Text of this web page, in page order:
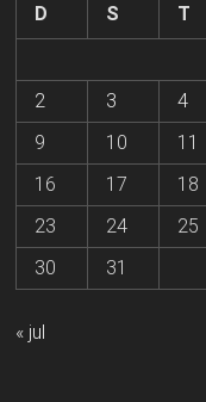
D
S T
2
3 4
9
10 11
16
17 18
23
24 25
30
31
« jul